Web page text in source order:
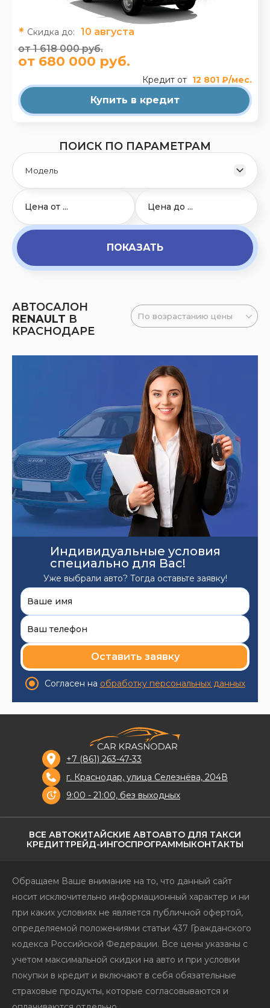
Скидка до:
10 августа
от 1 618 000 руб.
от 680 000 руб.
Кредит от 12 801 ₽/мес.
Купить в кредит
ПОИСК ПО ПАРАМЕТРАМ
ПОКАЗАТЬ
АВТОСАЛОН
RENAULT В
КРАСНОДАРЕ
Индивидуальные условия
специально для Вас!
Уже выбрали авто? Тогда оставьте заявку!
Оставить заявку
Согласен на обработку персональных данных
ВСЕ АВТОКИТАЙСКИЕ АВТОАВТО ДЛЯ ТАКСИ
КРЕДИТТРЕЙД-ИНГОСПРОГРАММЫКОНТАКТЫ
+7 (861) 263-47-33
г. Краснодар, улица Селезнёва, 204В
9:00 - 21:00, без выходных
Обращаем Ваше внимание на то, что данный сайт
носит исключительно информационный характер и ни
при каких условиях не является публичной офертой,
определяемой положениями статьи 437 Гражданского
кодекса Российской Федерации. Все цены указаны с
учетом максимальной скидки на авто и при условии
покупки в кредит и включают в себя обязательные
страховые продукты, которые согласовываются и